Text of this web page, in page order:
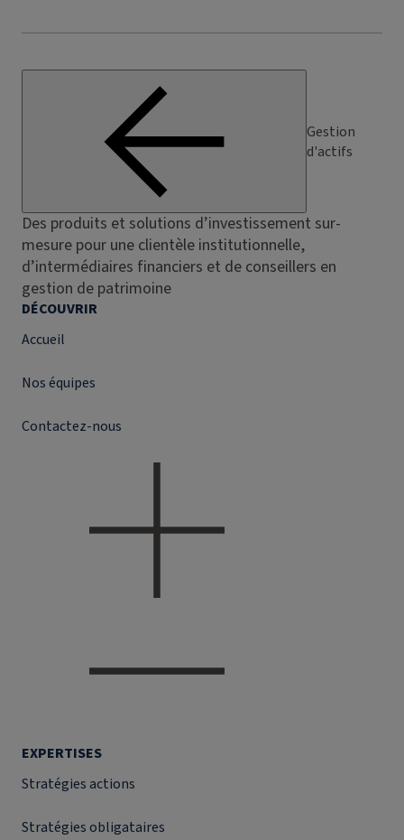
Gestion
d'actifs
Des produits et solutions d’investissement sur-
mesure pour une clientèle institutionnelle,
d’intermédiaires financiers et de conseillers en
gestion de patrimoine
DÉCOUVRIR
Accueil
Nos équipes
Contactez-nous
EXPERTISES
Stratégies actions
Stratégies obligataires